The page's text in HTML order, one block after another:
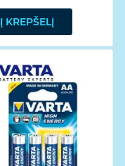
Į KREPŠELĮ